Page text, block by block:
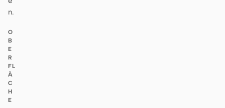
n.
O
B
E
R
FL
Ä
C
H
E